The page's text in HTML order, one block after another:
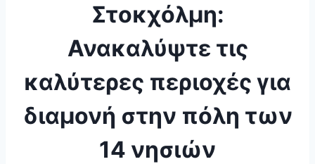
Στοκχόλμη:
Ανακαλύψτε τις
καλύτερες περιοχές για
διαμονή στην πόλη των
14 νησιών